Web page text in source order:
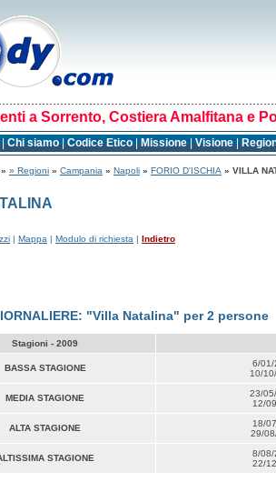
a Sorrento, Costiera Amalfitana e
|Chi siamo|Codice Etico|Missione|Visione|
» » Regioni » Campania » Napoli » FORIO D'ISCHIA » VILLA
| Mappa | Modulo di richiesta | Indietro
"Villa Natalina" per 2 persone
Stagioni - 2009
BASSA STAGIONE
6/01/
10/
MEDIA STAGIONE
23/
12/
ALTA STAGIONE
18/
29/
STAGIONE
8/08/
22/